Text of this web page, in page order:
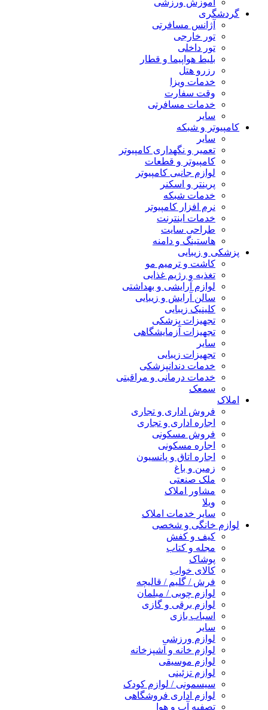
آموزش ورزشی
گردشگری
آژانس مسافرتی
تور خارجی
تور داخلی
بلیط هواپیما و قطار
رزرو هتل
خدمات ویزا
وقت سفارت
خدمات مسافرتی
سایر
کامپیوتر و شبکه
سایر
تعمیر و نگهداری کامپیوتر
کامپیوتر و قطعات
لوازم جانبی کامپیوتر
پرینتر و اسکنر
خدمات شبکه
نرم افزار کامپیوتر
خدمات اینترنت
طراحی سایت
هاستینگ و دامنه
پزشکی و زیبایی
کاشت و ترمیم مو
تغذیه و رژیم غذایی
لوازم آرایشی و بهداشتی
سالن آرایش و زیبایی
کلینیک زیبایی
تجهیزات پزشکی
تجهیزات آزمایشگاهی
سایر
تجهیزات زیبایی
خدمات دندانپزشکی
خدمات درمانی و مراقبتی
سمعک
املاک
فروش اداری و تجاری
اجاره اداری و تجاری
فروش مسکونی
اجاره مسکونی
اجاره اتاق و پانسیون
زمین و باغ
ملک صنعتی
مشاور املاک
ویلا
سایر خدمات املاک
لوازم خانگی و شخصی
کیف و کفش
مجله و کتاب
پوشاک
کالای خواب
فرش / گلیم / قالیچه
لوازم چوبی / مبلمان
لوازم برقی و گازی
اسباب بازی
سایر
لوازم ورزشی
لوازم خانه و آشپزخانه
لوازم موسیقی
لوازم تزئینی
سیسمونی / لوازم کودک
لوازم اداری فروشگاهی
تصفیه آب و هوا